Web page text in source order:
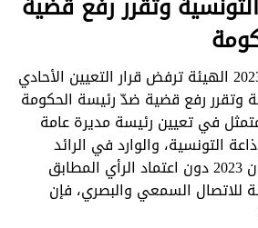
تونس في، 03 جوان 2023 الهيئة ترفض قرار التعيين الأحادي
وتقرر رفع قضية ضدّ رئيسة الحكومة
في تعيين رئيسة مديرة عامة
التونسية، والوارد في الرائد
الرسمي بتاريخ 02 جوان 2023 دون اعتماد الرأي المطابق
للاتصال السمعي والبصري، فإن